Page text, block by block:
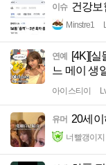
이슈 건강
Minstre1
연예
[4K][실
느 메이 생
아이스티이
유머 20세
너빨갱이지